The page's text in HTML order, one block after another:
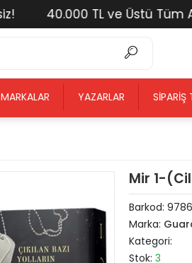
40.000 TL ve Üstü Tüm
MARKALAR YAZARLAR SIPARIŞ
Mir 1-
Barkod:
Marka:
Kategori:
Stok: 3